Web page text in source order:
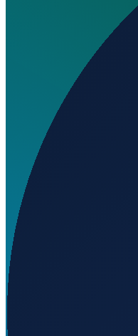
Wo liegt Aeródromo
Auf welcher Höhe
▼
Wird geladen...
38.42056
560
Barcelona